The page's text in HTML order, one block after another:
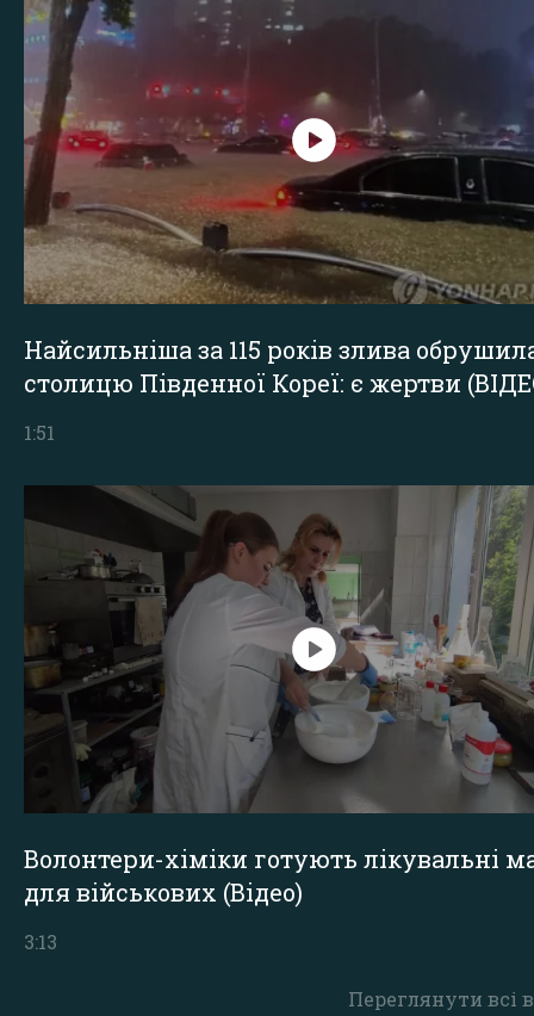
Переглянути всі
Найсильніша за 115 років злива
столицю Південної Кореї: є жертви
1:51
Волонтери-хіміки готують лікувальні
для військових (Відео)
3:13